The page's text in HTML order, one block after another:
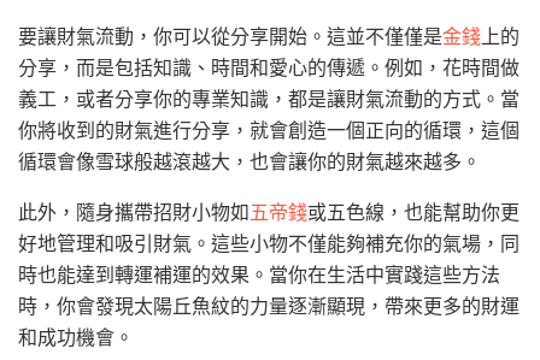
要讓財氣流動，你可以從分享開始。這並不僅僅是金錢上的
分享，而是包括知識、時間和愛心的傳遞。例如，花時間做
義工，或者分享你的專業知識，都是讓財氣流動的方式。當
你將收到的財氣進行分享，就會創造一個正向的循環，這個
循環會像雪球般越滾越大，也會讓你的財氣越來越多。
此外，隨身攜帶招財小物如五帝錢或五色線，也能幫助你更
好地管理和吸引財氣。這些小物不僅能夠補充你的氣場，同
時也能達到轉運補運的效果。當你在生活中實踐這些方法
時，你會發現太陽丘魚紋的力量逐漸顯現，帶來更多的財運
和成功機會。